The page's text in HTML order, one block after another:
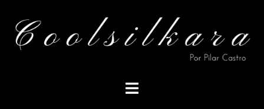
contenido
Alternar